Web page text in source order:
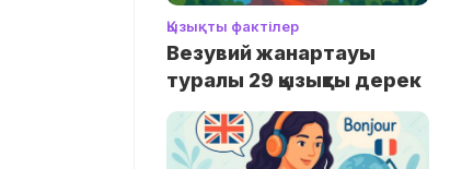
Қызықты фактілер
Везувий жанартауы
туралы 29 қызықты дерек